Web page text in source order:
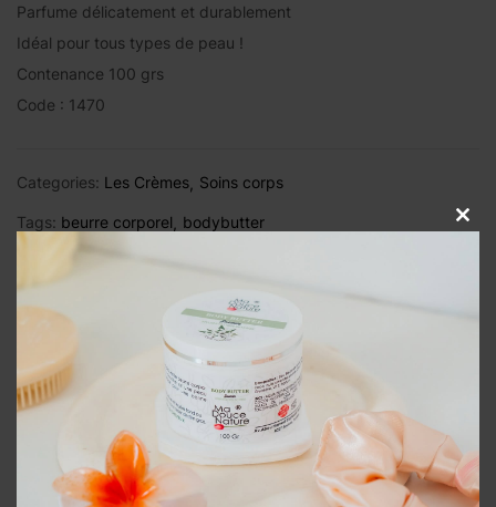
Parfume délicatement et durablement
Idéal pour tous types de peau !
Contenance 100 grs
Code : 1470
Categories: Les Crèmes Soins corps
Tags: beurre corporel bodybutter
Description
Avis (0)
Close